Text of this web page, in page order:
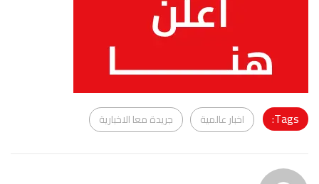
Tags: اخبار عالمية جريدة معا الاخبارية